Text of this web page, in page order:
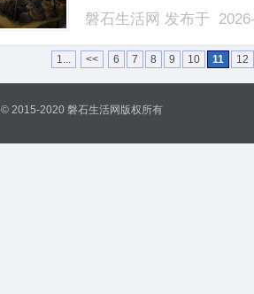
医调理硬皮病，关键
缓解表面症状，还能
磐石生活网 发布于
1... << 6 7 8 9 10 11 12
© 2015-2020 磐石生活网版权所有